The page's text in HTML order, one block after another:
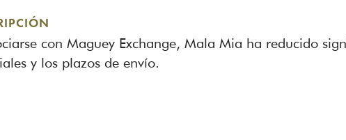
con Maguey Exchange, Mala Mia ha reducido
y los plazos de envío.